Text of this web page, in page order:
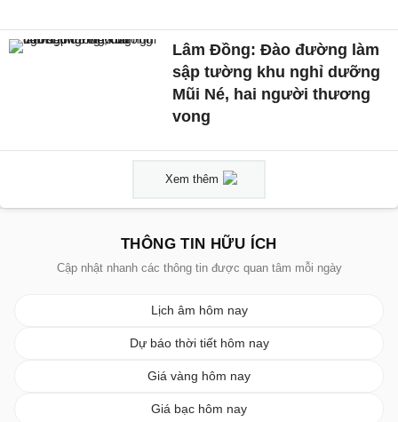
Lâm Đồng: Đào đường làm
sập tường khu nghỉ dưỡng
Mũi Né, hai người thương
vong
Xem thêm
THÔNG TIN HỮU ÍCH
Cập nhật nhanh các thông tin được quan tâm mỗi ngày
Lịch âm hôm nay
Dự báo thời tiết hôm nay
Giá vàng hôm nay
Giá bạc hôm nay